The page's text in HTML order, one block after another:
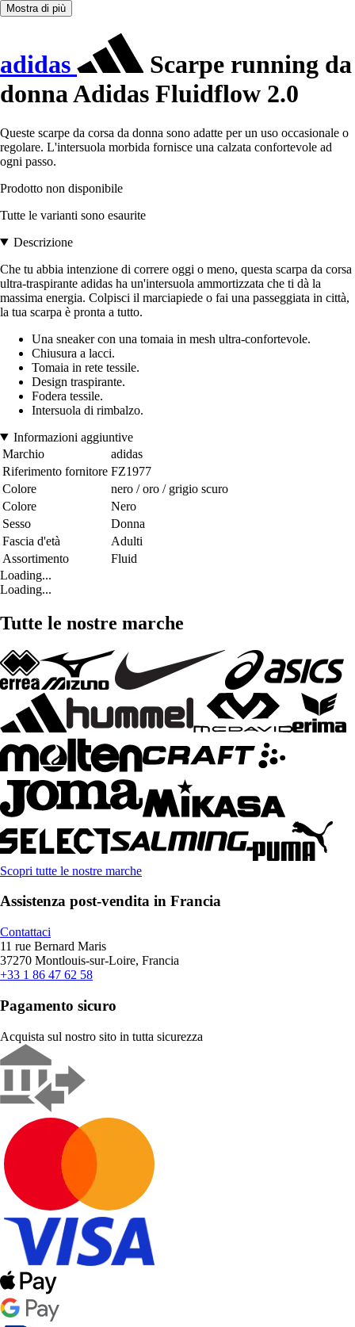
Mostra di più
adidas
Scarpe running da
donna Adidas Fluidflow 2.0
Queste scarpe da corsa da donna sono adatte per un uso occasionale o
regolare. L'intersuola morbida fornisce una calzata confortevole ad
ogni passo.
Prodotto non disponibile
Tutte le varianti sono esaurite
Descrizione
Che tu abbia intenzione di correre oggi o meno, questa scarpa da corsa
ultra-traspirante adidas ha un'intersuola ammortizzata che ti dà la
massima energia. Colpisci il marciapiede o fai una passeggiata in città,
la tua scarpa è pronta a tutto.
Una sneaker con una tomaia in mesh ultra-confortevole.
Chiusura a lacci.
Tomaia in rete tessile.
Design traspirante.
Fodera tessile.
Intersuola di rimbalzo.
Informazioni aggiuntive
Marchio
adidas
Riferimento fornitore FZ1977
Colore
nero / oro / grigio scuro
Colore
Nero
Sesso
Donna
Fascia d'età
Adulti
Assortimento
Fluid
Loading...
Loading...
Tutte le nostre marche
Scopri tutte le nostre marche
Assistenza post-vendita in Francia
Contattaci
11 rue Bernard Maris
37270 Montlouis-sur-Loire, Francia
+33 1 86 47 62 58
Pagamento sicuro
Acquista sul nostro sito in tutta sicurezza